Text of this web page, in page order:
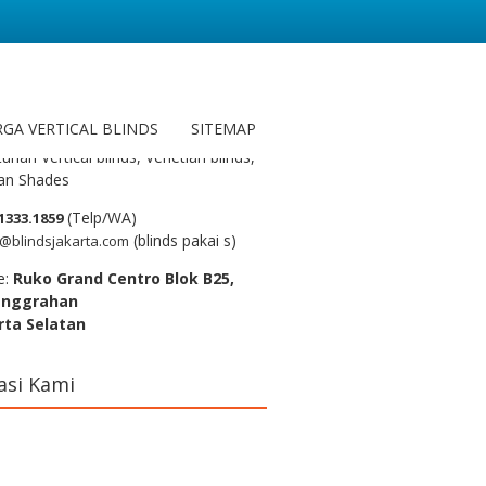
VERTICAL BLINDS SITEMAP
dan konsultasi Gratis untuk
Vertical blinds, Venetian blinds,
Shades
(Telp/WA)
(blinds pakai s)
Ruko Grand Centro Blok B25,
Selatan
Kami